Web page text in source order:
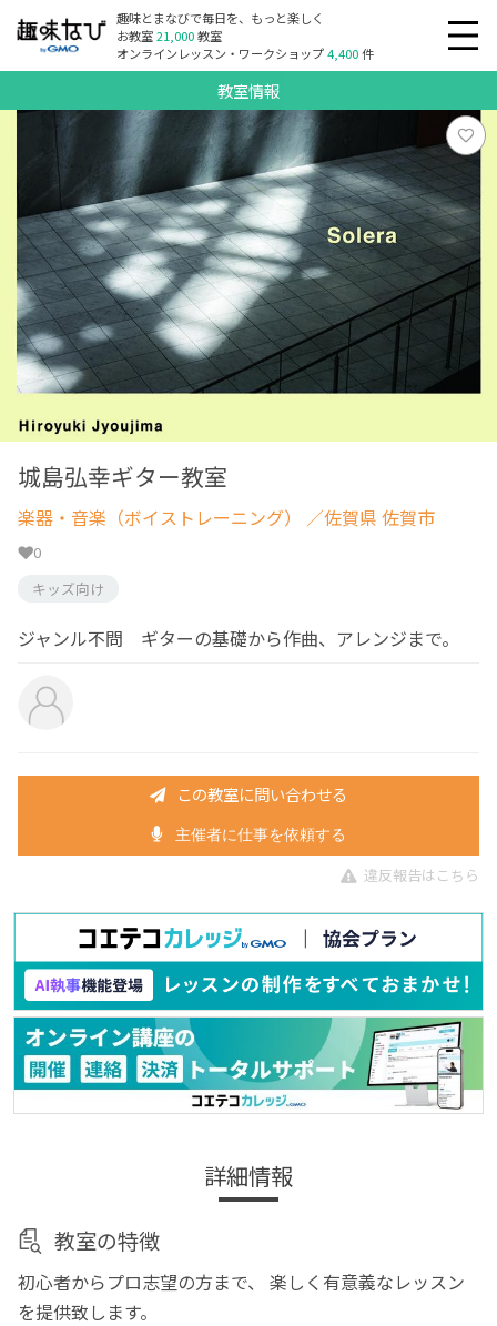
趣味とまなびで毎日を、もっと楽しく
お教室21,000教室
オンラインレッスン・ワークショップ4,400件
教室情報
城島弘幸ギター教室
楽器・音楽（ボイストレーニング） ／佐賀県 佐賀市
0
キッズ向け
ジャンル不問 ギターの基礎から作曲、アレンジまで。
この教室に問い合わせる
主催者に仕事を依頼する
違反報告はこちら
詳細情報
教室の特徴
初心者からプロ志望の方まで、 楽しく有意義なレッスン
を提供致します。